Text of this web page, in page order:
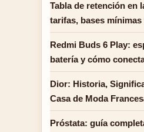
Tabla de retención en
tarifas, bases mínimas
Redmi Buds 6 Play:
batería y cómo
Dior: Historia,
Casa de Moda
Próstata: guía